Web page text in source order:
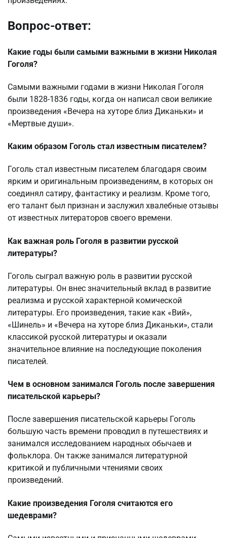
Вопрос-ответ:
Какие годы были самыми важными в жизни Николая
Гоголя?
Самыми важными годами в жизни Николая Гоголя
были 1828-1836 годы, когда он написал свои великие
произведения «Вечера на хуторе близ Диканьки» и
«Мертвые души».
Каким образом Гоголь стал известным писателем?
Гоголь стал известным писателем благодаря своим
ярким и оригинальным произведениям, в которых он
соединял сатиру, фантастику и реализм. Кроме того,
его талант был признан и заслужил хвалебные отзывы
от известных литераторов своего времени.
Как важная роль Гоголя в развитии русской
литературы?
Гоголь сыграл важную роль в развитии русской
литературы. Он внес значительный вклад в развитие
реализма и русской характерной комической
литературы. Его произведения, такие как «Вий»,
«Шинель» и «Вечера на хуторе близ Диканьки», стали
классикой русской литературы и оказали
значительное влияние на последующие поколения
писателей.
Чем в основном занимался Гоголь после завершения
писательской карьеры?
После завершения писательской карьеры Гоголь
большую часть времени проводил в путешествиях и
занимался исследованием народных обычаев и
фольклора. Он также занимался литературной
критикой и публичными чтениями своих
произведений.
Какие произведения Гоголя считаются его
шедеврами?